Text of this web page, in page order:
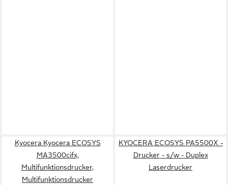
Kyocera Kyocera ECOSYS
MA3500cifx,
Multifunktionsdrucker,
Multifunktionsdrucker
KYOCERA ECOSYS PA5500X -
Drucker - s/w - Duplex
Laserdrucker